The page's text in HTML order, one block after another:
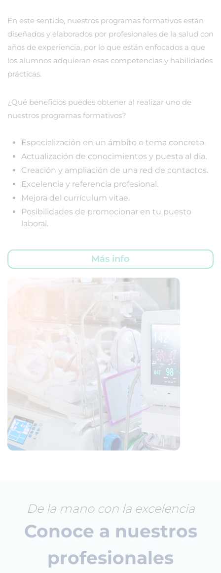
En este sentido, nuestros programas formativos están
diseñados y elaborados por profesionales de la salud con
años de experiencia, por lo que están enfocados a que
los alumnos adquieran esas competencias y habilidades
prácticas.
¿Qué beneficios puedes obtener al realizar uno de
nuestros programas formativos?
Especialización en un ámbito o tema concreto.
Actualización de conocimientos y puesta al día.
Creación y ampliación de una red de contactos.
Excelencia y referencia profesional.
Mejora del currículum vitae.
Posibilidades de promocionar en tu puesto
laboral.
Más info
De la mano con la excelencia
Conoce a nuestros
profesionales